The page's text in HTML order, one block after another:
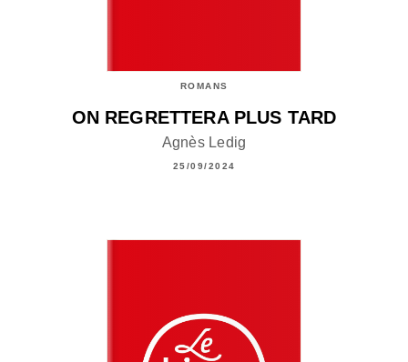
ROMANS
ON REGRETTERA PLUS TARD
Agnès Ledig
25/09/2024